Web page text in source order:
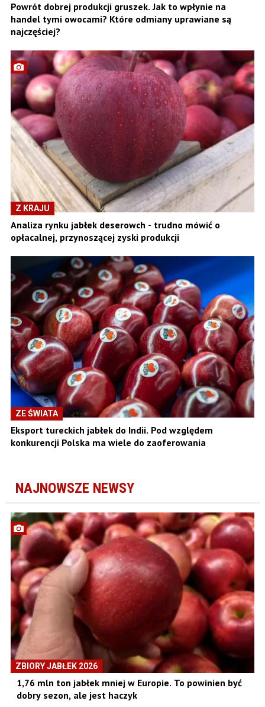
Powrót dobrej produkcji gruszek. Jak to wpłynie na
handel tymi owocami? Które odmiany uprawiane są
najczęściej?
Z KRAJU
Analiza rynku jabłek deserowch - trudno mówić o
opłacalnej, przynoszącej zyski produkcji
ZE ŚWIATA
Eksport tureckich jabłek do Indii. Pod względem
konkurencji Polska ma wiele do zaoferowania
NAJNOWSZE NEWSY
ZBIORY JABŁEK 2026
1,76 mln ton jabłek mniej w Europie. To powinien być
dobry sezon, ale jest haczyk